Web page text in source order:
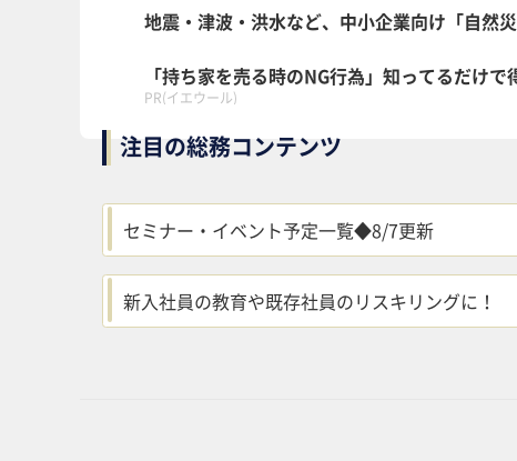
地震・津波・洪水など、中小企業向け「自
「持ち家を売る時のNG行為」知ってるだけで
PR(イエウール)
注目の総務コンテンツ
セミナー・イベント予定一覧◆8/7更新
新入社員の教育や既存社員のリスキリングに！